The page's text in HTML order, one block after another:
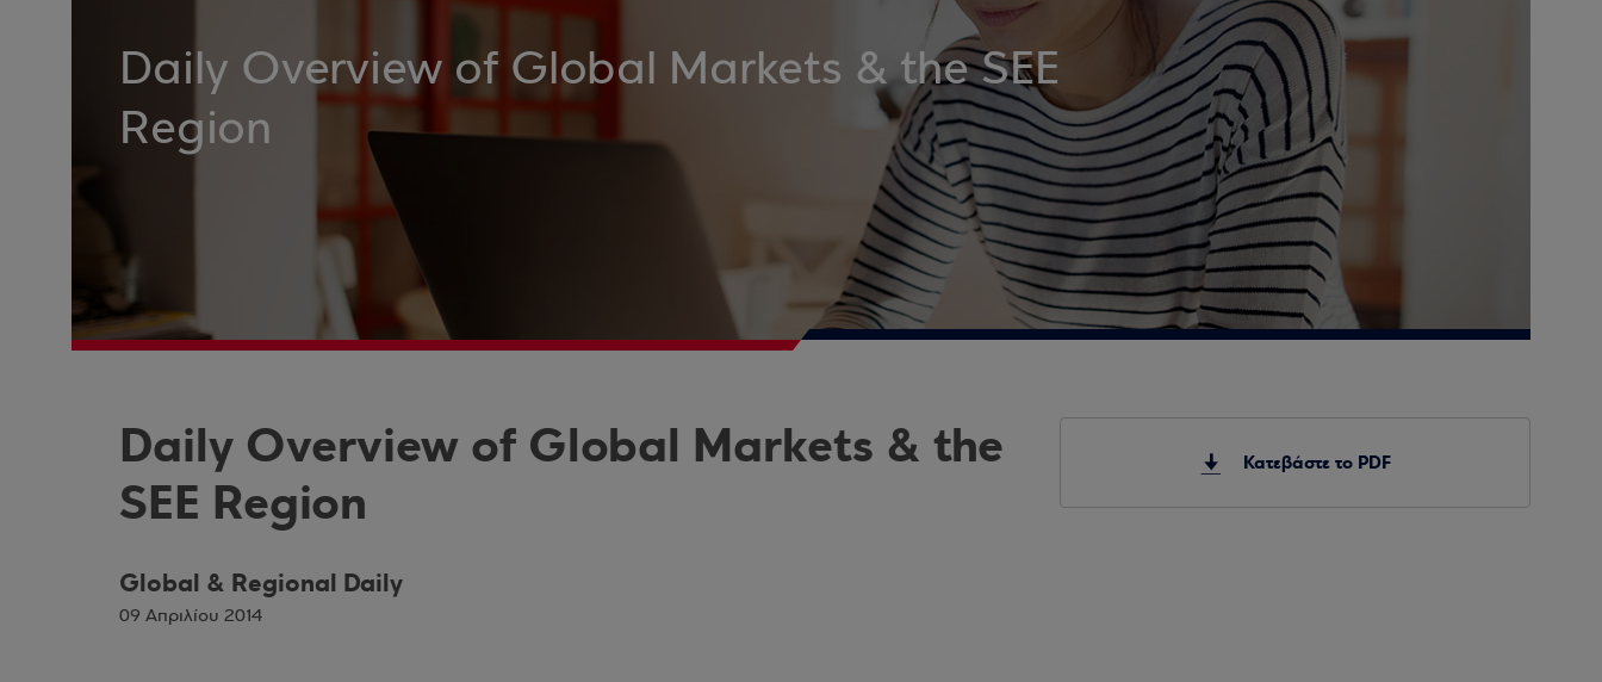
Daily Overview of Global Markets & the SEE
Region
Daily Overview of Global Markets & the
SEE Region
Global & Regional Daily
09 Απριλίου 2014
Κατεβάστε το PDF